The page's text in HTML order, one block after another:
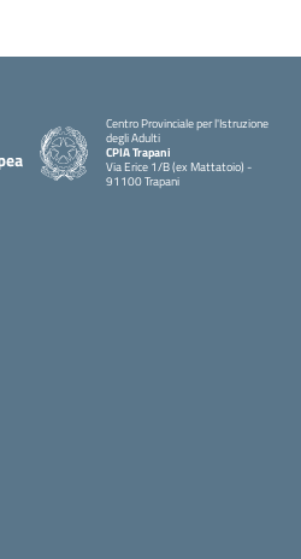
Centro Provinciale per l'Istruzione
degli Adulti
CPIA Trapani
Via Erice 1/B (ex Mattatoio) -
91100 Trapani